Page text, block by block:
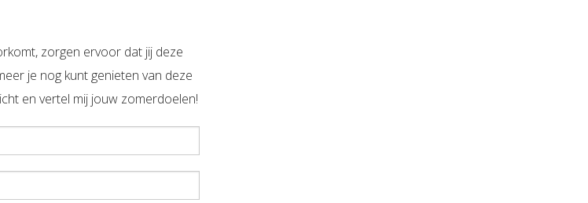
zorgen ervoor dat jij deze
je nog kunt genieten van deze
en vertel mij jouw zomerdoelen!